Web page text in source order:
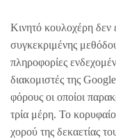
Κινητό κουλοχέρη δεν
συγκεκριμένης
πληροφορίες
διακομιστές της
φόρους οι οποίοι
τρία μέρη. Το
χορού της δεκαετίας